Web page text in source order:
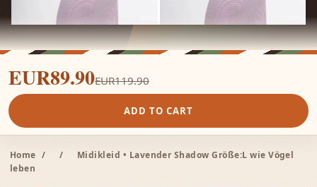
EUR89.90EUR119.90
ADD TO CART
Home / /
Midikleid • Lavender Shadow Größe:L wie Vögel
leben